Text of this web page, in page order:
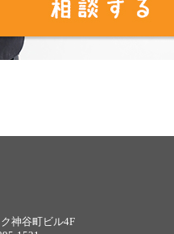
神谷町ビル4F